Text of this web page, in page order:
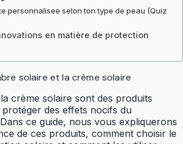
personnalisee selon ton type de peau (Quiz
en matière de protection
solaire et la crème solaire
crème solaire sont des produits
des effets nocifs du
ce guide, nous vous expliquerons
de ces produits, comment choisir le